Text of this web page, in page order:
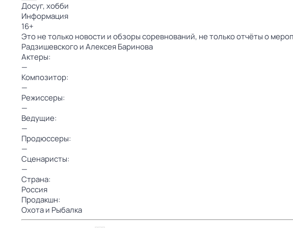
Досуг, хобби
Информация
16+
Это не только новости и обзоры соревнований, не только отчёты о
Радзишевского и Алексея Баринова
Актеры:
—
Композитор:
—
Режиссеры:
—
Ведущие:
—
Продюссеры:
—
Сценаристы:
—
Страна:
Россия
Продакшн:
Охота и Рыбалка